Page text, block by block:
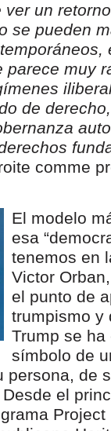
un
se pueden
parece muy
de
comme
El modelo
esa
tenemos en
Victor
el punto de
trumpismo y
Trump se
símbolo de
persona, de
el
Project